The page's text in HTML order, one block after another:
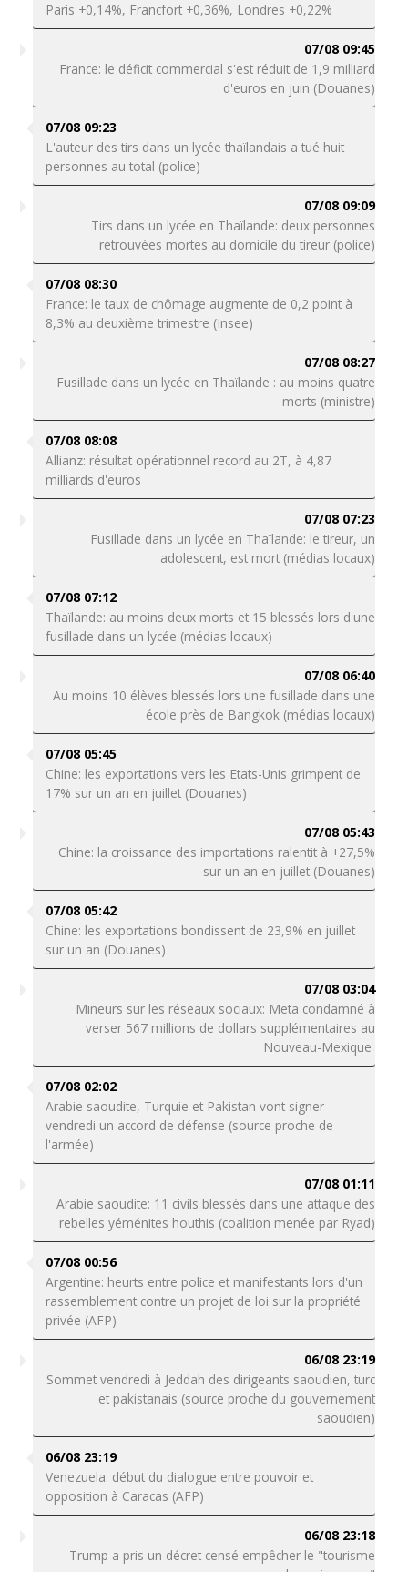
Paris +0,14%, Francfort +0,36%, Londres +0,22%
07/08 09:45
France: le déficit commercial s'est réduit de 1,9 milliard
d'euros en juin (Douanes)
07/08 09:23
L'auteur des tirs dans un lycée thaïlandais a tué huit
personnes au total (police)
07/08 09:09
Tirs dans un lycée en Thaïlande: deux personnes
retrouvées mortes au domicile du tireur (police)
07/08 08:30
France: le taux de chômage augmente de 0,2 point à
8,3% au deuxième trimestre (Insee)
07/08 08:27
Fusillade dans un lycée en Thaïlande : au moins quatre
morts (ministre)
07/08 08:08
Allianz: résultat opérationnel record au 2T, à 4,87
milliards d'euros
07/08 07:23
Fusillade dans un lycée en Thaïlande: le tireur, un
adolescent, est mort (médias locaux)
07/08 07:12
Thaïlande: au moins deux morts et 15 blessés lors d'une
fusillade dans un lycée (médias locaux)
07/08 06:40
Au moins 10 élèves blessés lors une fusillade dans une
école près de Bangkok (médias locaux)
07/08 05:45
Chine: les exportations vers les Etats-Unis grimpent de
17% sur un an en juillet (Douanes)
07/08 05:43
Chine: la croissance des importations ralentit à +27,5%
sur un an en juillet (Douanes)
07/08 05:42
Chine: les exportations bondissent de 23,9% en juillet
sur un an (Douanes)
07/08 03:04
Mineurs sur les réseaux sociaux: Meta condamné à
verser 567 millions de dollars supplémentaires au
Nouveau-Mexique
07/08 02:02
Arabie saoudite, Turquie et Pakistan vont signer
vendredi un accord de défense (source proche de
l'armée)
07/08 01:11
Arabie saoudite: 11 civils blessés dans une attaque des
rebelles yéménites houthis (coalition menée par Ryad)
07/08 00:56
Argentine: heurts entre police et manifestants lors d'un
rassemblement contre un projet de loi sur la propriété
privée (AFP)
06/08 23:19
Sommet vendredi à Jeddah des dirigeants saoudien, turc
et pakistanais (source proche du gouvernement
saoudien)
06/08 23:19
Venezuela: début du dialogue entre pouvoir et
opposition à Caracas (AFP)
06/08 23:18
Trump a pris un décret censé empêcher le "tourisme